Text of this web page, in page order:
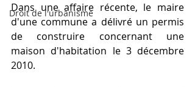
Droit de l'urbanisme
Dans une affaire récente, le maire
d'une commune a délivré un permis
de construire concernant une
maison d'habitation le 3 décembre
2010.